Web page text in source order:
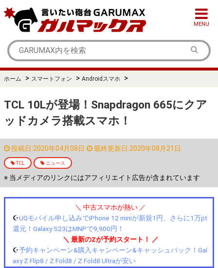
MENU
ホーム > スマートフォン > Androidスマホ >
TCL 10Lが登場！Snapdragon 665にクア
ッドカメラ搭載スマホ！
投稿日:2020年04月08日 最終更新日:2020年08月21日
TCL ニュース
※ 当メディアのリンクにはアフィリエイト広告が含まれています
＼ 中古スマホが熱い ／
☪️UQモバイル申し込みでiPhone 12 miniが新規1円、さらに1万pt
還元！Galaxy S23はMNPで9,900円！
＼ 最新のZが予約スタート！ ／
☪️予約キャンペーン&購入キャンペーン&キャッシュバック！Gal
axy Z Flip8 / Z Fold8 / Z Fold8 Ultraが安い